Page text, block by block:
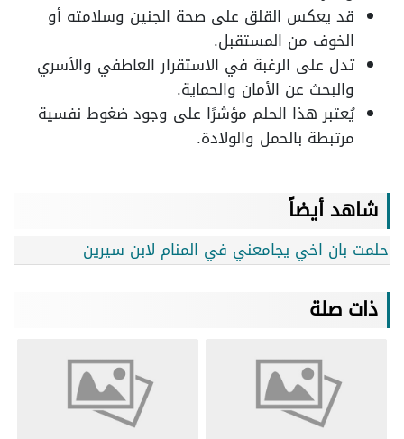
قد يعكس القلق على صحة الجنين وسلامته أو
الخوف من المستقبل.
تدل على الرغبة في الاستقرار العاطفي والأسري
والبحث عن الأمان والحماية.
يُعتبر هذا الحلم مؤشرًا على وجود ضغوط نفسية
مرتبطة بالحمل والولادة.
شاهد أيضاً
حلمت بان اخي يجامعني في المنام لابن سيرين
ذات صلة